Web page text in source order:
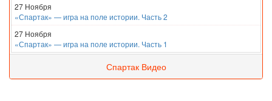
27 Ноября
«Спартак» — игра на поле истории. Часть 2
27 Ноября
«Спартак» — игра на поле истории. Часть 1
Спартак Видео